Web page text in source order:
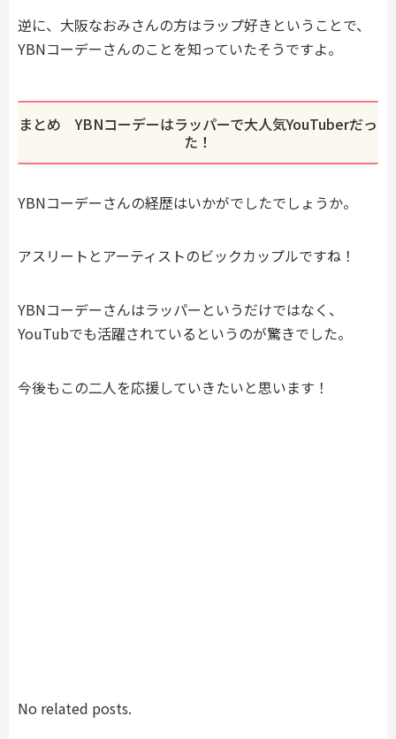
逆に、大阪なおみさんの方はラップ好きということで、
YBNコーデーさんのことを知っていたそうですよ。
まとめ YBNコーデーはラッパーで大人気YouTuberだっ
た！
YBNコーデーさんの経歴はいかがでしたでしょうか。
アスリートとアーティストのビックカップルですね！
YBNコーデーさんはラッパーというだけではなく、
YouTubでも活躍されているというのが驚きでした。
今後もこの二人を応援していきたいと思います！
No related posts.